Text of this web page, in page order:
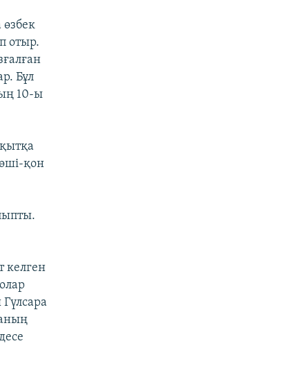
отыр.
Бұл
10-ы
қон
келген